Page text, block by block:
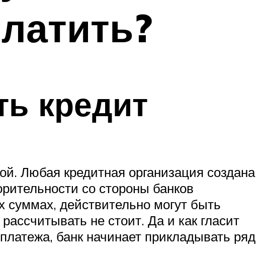
кредит
Любая кредитная организация создана
со стороны банков
суммах, действительно могут быть
не стоит. Да и как гласит
банк начинает прикладывать ряд